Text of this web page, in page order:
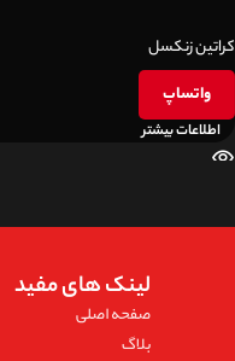
کراتین زنکسل
واتساپ
اطلاعات بیشتر
لینک های مفید
صفحه اصلی
بلاگ